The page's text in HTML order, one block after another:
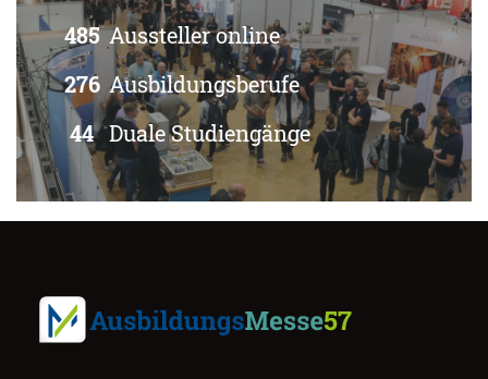
485Aussteller online
276 Ausbildungsberufe
44 Duale Studiengänge